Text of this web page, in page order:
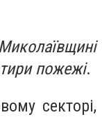
пожежі.
секторі,